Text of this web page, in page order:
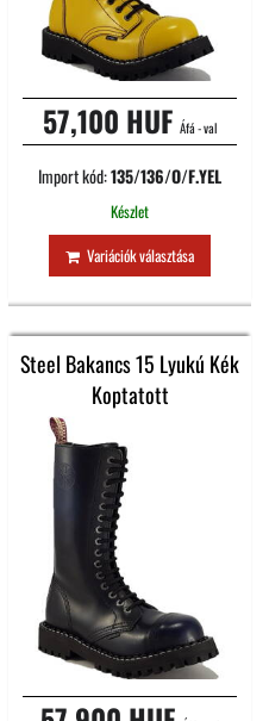
57,100 HUF Áfá - val
Import kód:135/136/O/F.YEL
Készlet
Variációk választása
Steel Bakancs 15 Lyukú Kék
Koptatott